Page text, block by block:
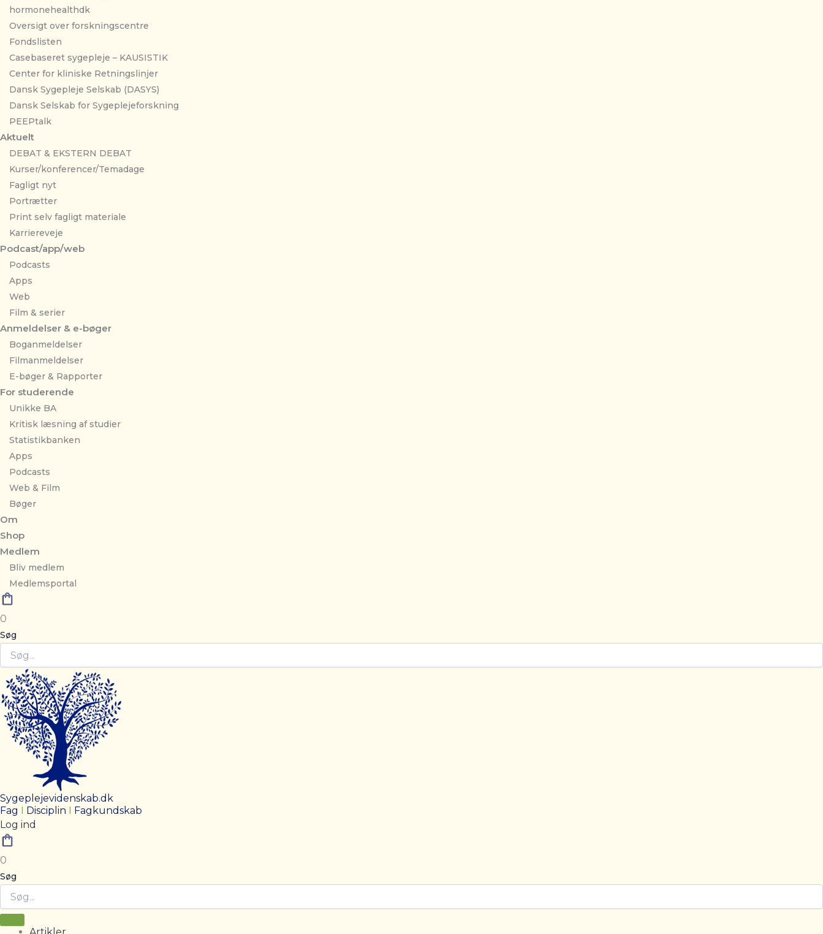
hormonehealthdk
Oversigt over forskningscentre
Fondslisten
Casebaseret sygepleje – KAUSISTIK
Center for kliniske Retningslinjer
Dansk Sygepleje Selskab (DASYS)
Dansk Selskab for Sygeplejeforskning
PEEPtalk
Aktuelt
DEBAT & EKSTERN DEBAT
Kurser/konferencer/Temadage
Fagligt nyt
Portrætter
Print selv fagligt materiale
Karriereveje
Podcast/app/web
Podcasts
Apps
Web
Film & serier
Anmeldelser & e-bøger
Boganmeldelser
Filmanmeldelser
E-bøger & Rapporter
For studerende
Unikke BA
Kritisk læsning af studier
Statistikbanken
Apps
Podcasts
Web & Film
Bøger
Om
Shop
Medlem
Bliv medlem
Medlemsportal
0
Søg
Sygeplejevidenskab.dk
Fag I Disciplin I Fagkundskab
Log ind
0
Søg